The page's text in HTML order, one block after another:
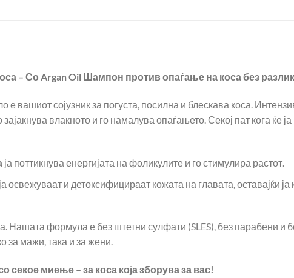
– Со Argan Oil Шампон против опаѓање на коса без
вашиот сојузник за погуста, посилна и блескава коса.
влакното и го намалува опаѓањето. Секој пат кога ќе
ја поттикнува енергијата на фоликулите и го стимулира растот.
ја освежуваат и детоксифицираат кожата на главата, оставајќи
Нашата формула е без штетни сулфати (SLES), без парабени и
за мажи, така и за жени.
секое миење – за коса која зборува за вас!